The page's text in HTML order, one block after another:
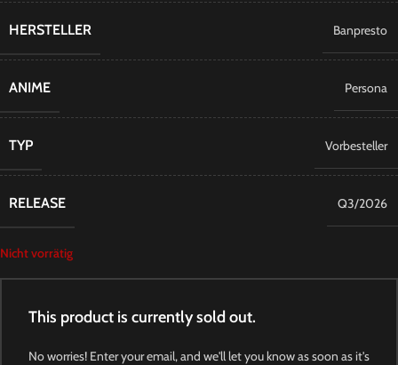
HERSTELLER Banpresto
ANIME Persona
TYP Vorbesteller
RELEASE Q3/2026
Nicht vorrätig
This product is currently sold out.
No worries! Enter your email, and we'll let you know as soon as it's